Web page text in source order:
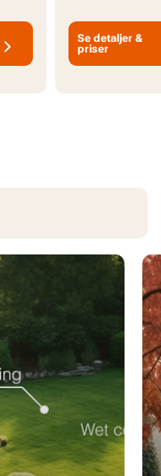
Se detaljer &
priser